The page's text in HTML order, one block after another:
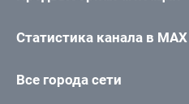
Статистика канала в MAX
Все города сети